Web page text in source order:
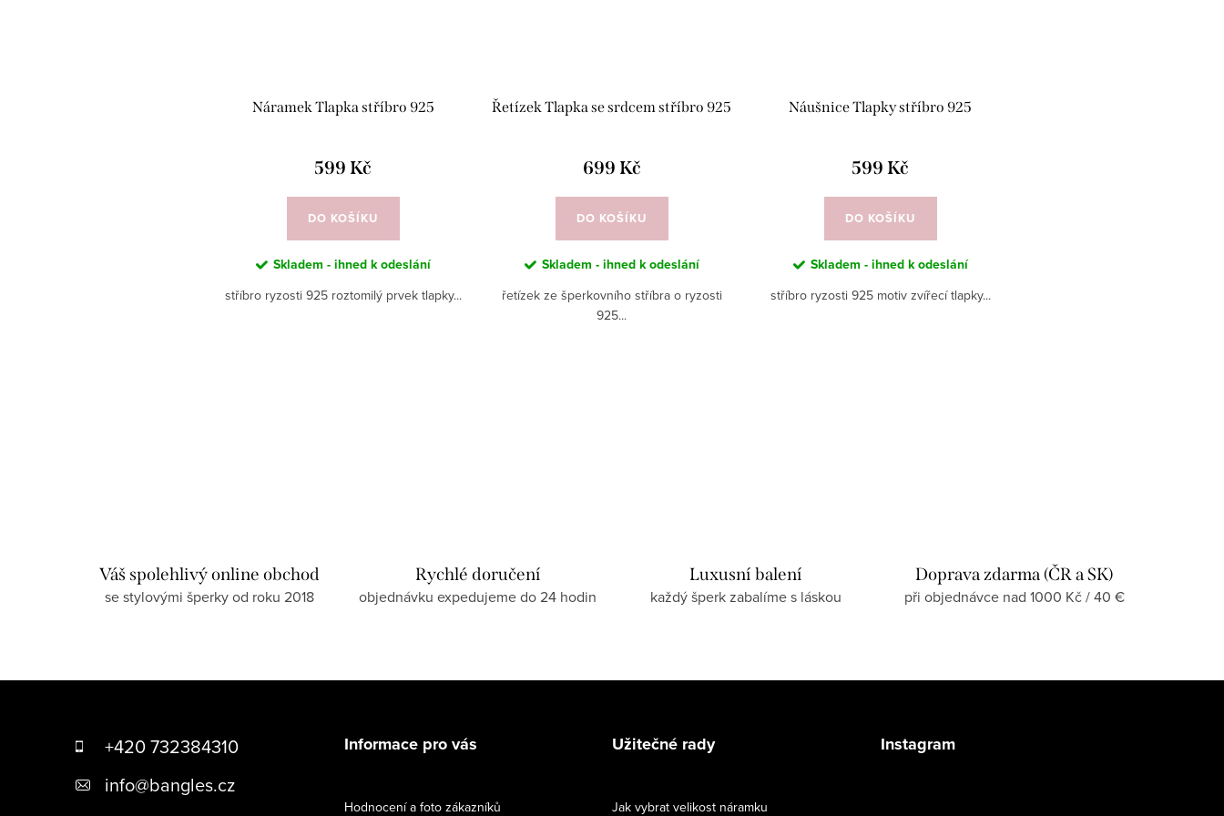
Náramek Tlapka stříbro 925
599 Kč
DO KOŠÍKU
Skladem - ihned k odeslání
stříbro ryzosti 925 roztomilý prvek tlapky...
Řetízek Tlapka se srdcem stříbro 925
699 Kč
DO KOŠÍKU
Skladem - ihned k odeslání
řetízek ze šperkovního stříbra o ryzosti
925...
Náušnice Tlapky stříbro 925
599 Kč
DO KOŠÍKU
Skladem - ihned k odeslání
stříbro ryzosti 925 motiv zvířecí tlapky...
Váš spolehlivý online obchod
se stylovými šperky od roku 2018
Rychlé doručení
objednávku expedujeme do 24 hodin
Luxusní balení
každý šperk zabalíme s láskou
Doprava zdarma (ČR a SK)
při objednávce nad 1000 Kč / 40 €
+420 732384310
info@bangles.cz
Informace pro vás
Hodnocení a foto zákazníků
Užitečné rady
Jak vybrat velikost náramku
Instagram